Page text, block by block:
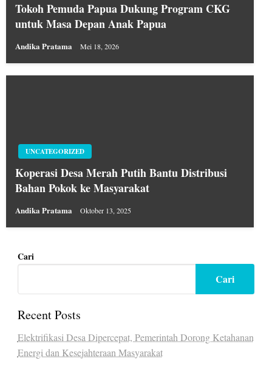
Tokoh Pemuda Papua Dukung Program CKG
untuk Masa Depan Anak Papua
Andika Pratama Mei 18, 2026
UNCATEGORIZED
Koperasi Desa Merah Putih Bantu Distribusi
Bahan Pokok ke Masyarakat
Andika Pratama Oktober 13, 2025
Cari
Cari
Recent Posts
Elektrifikasi Desa Dipercepat, Pemerintah Dorong Ketahanan
Energi dan Kesejahteraan Masyarakat